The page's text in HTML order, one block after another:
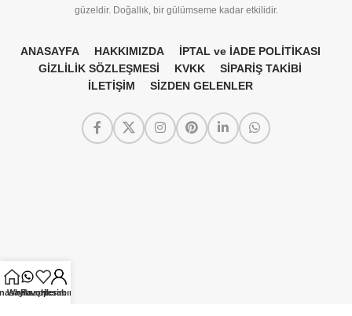
güzeldir. Doğallık, bir gülümseme kadar etkilidir.
ANASAYFA HAKKIMIZDA
İPTAL ve İADE POLİTİKASI
GİZLİLİK SÖZLEŞMESİ
KVKK
SİPARİŞ TAKİBİ
İLETİŞİM
SİZDEN GELENLER
Whatsapp
Favorilerim
Hesabım